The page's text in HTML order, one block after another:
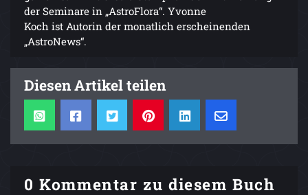
der Seminare in „AstroFlora“. Yvonne
Koch ist Autorin der monatlich erscheinenden
„AstroNews“.
Diesen Artikel teilen
0 Kommentar zu diesem Buch